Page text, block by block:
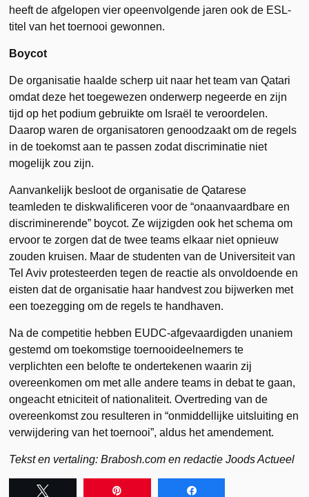
heeft de afgelopen vier opeenvolgende jaren ook de ESL-
titel van het toernooi gewonnen.
Boycot
De organisatie haalde scherp uit naar het team van Qatari
omdat deze het toegewezen onderwerp negeerde en zijn
tijd op het podium gebruikte om Israël te veroordelen.
Daarop waren de organisatoren genoodzaakt om de regels
in de toekomst aan te passen zodat discriminatie niet
mogelijk zou zijn.
Aanvankelijk besloot de organisatie de Qatarese
teamleden te diskwalificeren voor de “onaanvaardbare en
discriminerende” boycot. Ze wijzigden ook het schema om
ervoor te zorgen dat de twee teams elkaar niet opnieuw
zouden kruisen. Maar de studenten van de Universiteit van
Tel Aviv protesteerden tegen de reactie als onvoldoende en
eisten dat de organisatie haar handvest zou bijwerken met
een toezegging om de regels te handhaven.
Na de competitie hebben EUDC-afgevaardigden unaniem
gestemd om toekomstige toernooideelnemers te
verplichten een belofte te ondertekenen waarin zij
overeenkomen om met alle andere teams in debat te gaan,
ongeacht etniciteit of nationaliteit. Overtreding van de
overeenkomst zou resulteren in “onmiddellijke uitsluiting en
verwijdering van het toernooi”, aldus het amendement.
Tekst en vertaling: Brabosh.com en redactie Joods Actueel